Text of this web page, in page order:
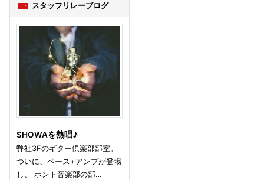
スタッフリレーブログ
SHOWAを熱唱♪
弊社3Fのギター倶楽部部室。
ついに、ベース+アンプが登場
し、 ホント音楽部の部…